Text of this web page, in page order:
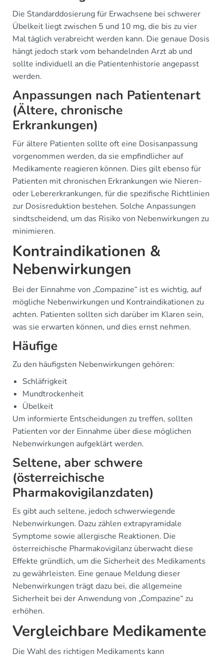
Die Standarddosierung für Erwachsene bei schwerer
Übelkeit liegt zwischen 5 und 10 mg, die bis zu vier
Mal täglich verabreicht werden kann. Die genaue Dosis
hängt jedoch stark vom behandelnden Arzt ab und
sollte individuell an die Patientenhistorie angepasst
werden.
Anpassungen nach Patientenart
(Ältere, chronische
Erkrankungen)
Für ältere Patienten sollte oft eine Dosisanpassung
vorgenommen werden, da sie empfindlicher auf
Medikamente reagieren können. Dies gilt ebenso für
Patienten mit chronischen Erkrankungen wie Nieren-
oder Lebererkrankungen, für die spezifische Richtlinien
zur Dosisreduktion bestehen. Solche Anpassungen
sindtscheidend, um das Risiko von Nebenwirkungen zu
minimieren.
Kontraindikationen &
Nebenwirkungen
Bei der Einnahme von „Compazine“ ist es wichtig, auf
mögliche Nebenwirkungen und Kontraindikationen zu
achten. Patienten sollten sich darüber im Klaren sein,
was sie erwarten können, und dies ernst nehmen.
Häufige
Zu den häufigsten Nebenwirkungen gehören:
Schläfrigkeit
Mundtrockenheit
Übelkeit
Um informierte Entscheidungen zu treffen, sollten
Patienten vor der Einnahme über diese möglichen
Nebenwirkungen aufgeklärt werden.
Seltene, aber schwere
(österreichische
Pharmakovigilanzdaten)
Es gibt auch seltene, jedoch schwerwiegende
Nebenwirkungen. Dazu zählen extrapyramidale
Symptome sowie allergische Reaktionen. Die
österreichische Pharmakovigilanz überwacht diese
Effekte gründlich, um die Sicherheit des Medikaments
zu gewährleisten. Eine genaue Meldung dieser
Nebenwirkungen trägt dazu bei, die allgemeine
Sicherheit bei der Anwendung von „Compazine“ zu
erhöhen.
Vergleichbare Medikamente
Die Wahl des richtigen Medikaments kann